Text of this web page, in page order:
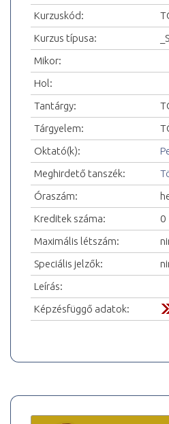
Kurzuskód:
Kurzus típusa:
Mikor:
Hol:
Tantárgy:
Tárgyelem:
Oktató(k):
Meghirdető tanszék:
Óraszám:
Kreditek száma:
0
Maximális létszám:
Speciális jelzők:
Leírás:
Képzésfüggő adatok: